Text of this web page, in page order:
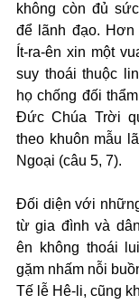
không còn đủ
để lãnh đạo.
Ít-ra-ên xin một
suy thoái thuộc
họ chống đối
Đức Chúa Trời
theo khuôn mẫu
Ngoại (câu 5, 7).
Đối diện với
từ gia đình và
ên không thoái
gặm nhấm nỗi
Tế lễ Hê-li, cũng